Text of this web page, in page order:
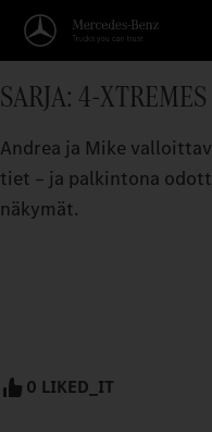
SARJA: 4-
Andrea ja Mike
tiet – ja palkintona
näkymät.
0 LIKED_IT